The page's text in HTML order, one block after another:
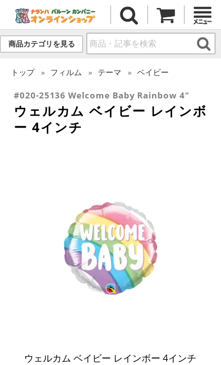
商品カテゴリを見る
トップ フィルム テーマ ベイビー
#020-25136 Welcome Baby Rainbow 4"
ウェルカム ベイビー レインボ
ー 4インチ
ウェルカム ベイビー レインボー 4インチ